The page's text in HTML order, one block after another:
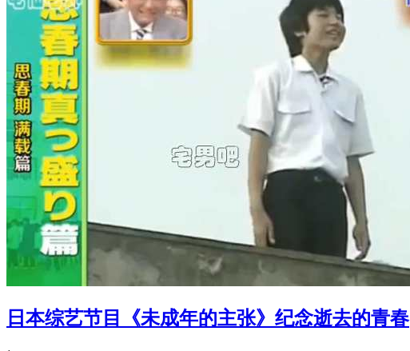
日本综艺节目《未成年的主张》纪念逝去的青春